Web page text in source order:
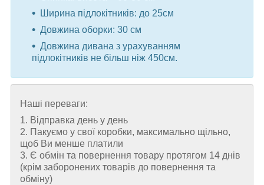
Ширина підлокітників: до 25см
Довжина оборки: 30 см
Довжина дивана з урахуванням
підлокітників не більш ніж 450см.
Наші переваги:
1. Відправка день у день
2. Пакуємо у свої коробки, максимально щільно,
щоб Ви менше платили
3. Є обмін та повернення товару протягом 14 днів
(крім заборонених товарів до повернення та
обміну)